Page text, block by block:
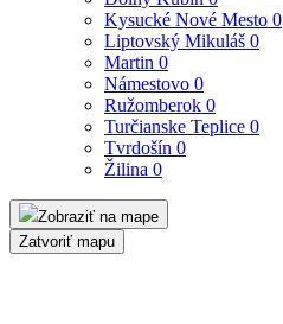
Kysucké Nové Mesto 0
Liptovský Mikuláš 0
Martin 0
Námestovo 0
Ružomberok 0
Turčianske Teplice 0
Tvrdošín 0
Žilina 0
Zobraziť na mape
Zatvoriť mapu